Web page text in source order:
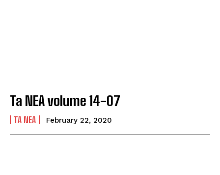
Ta NEA volume 14-07
TA NEA February 22, 2020